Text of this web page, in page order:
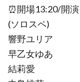
⏰開場13:20/開
(ソロスペ)
響野ユリア
早乙女ゆあ
結莉愛